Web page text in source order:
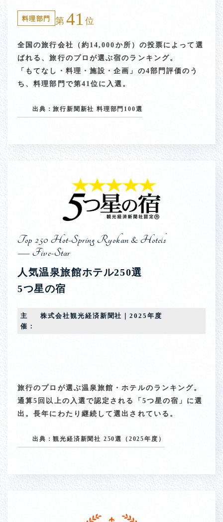
料理部門 第 41 位
全国の旅行会社（約14,000か所）の投票によって選
ばれる、旅行のプロが選ぶ宿のランキング。
「もてなし・料理・施設・企画」の4部門評価のう
ち、料理部門で第41位に入選。
出典：旅行新聞新社 料理部門100選
Top 250 Hot-Spring Ryokan & Hotels
— Five-Star
人気温泉旅館ホテル250選
5つ星の宿
主
催：
株式会社観光経済新聞社｜2025年度
旅行のプロが選ぶ温泉旅館・ホテルのランキング。
通算5回以上の入選で認定される「5つ星の宿」に選
出。長年にわたり継続して選出されている。
出典：観光経済新聞社 250選（2025年度）